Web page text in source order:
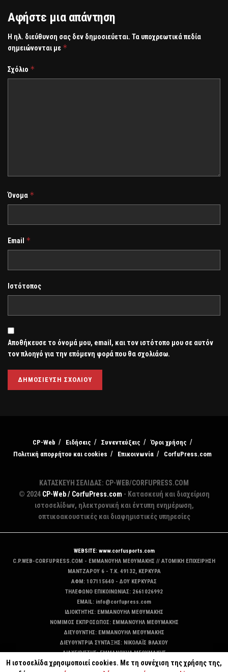
Αφήστε μια απάντηση
Η ηλ. διεύθυνση σας δεν δημοσιεύεται. Τα υποχρεωτικά πεδία
σημειώνονται με *
Σχόλιο *
Όνομα *
Email *
Ιστότοπος
Αποθήκευσε το όνομά μου, email, και τον ιστότοπο μου σε αυτόν
τον πλοηγό για την επόμενη φορά που θα σχολιάσω.
CP-Web Ειδήσεις Συνεντεύξεις
Όροι χρήσης
Πολιτική απορρήτου και cookies
Επικοινωνία CorfuPress.com
ΚΑΤΑΣΚΕΥΗ ΣΕΛΙΔΑΣ: CP-WEB/CORFUPRESS.COM
© 2024 CP-Web / CorfuPress.com - Κατασκευή και διαχείριση
ιστοσελίδων, ηλεκτρονική και έντυπη ενημέρωση,
οπτικοακουστικές και διαφημιστικές υπηρεσίες
WEBSITE: www.corfusports.com
C.P.WEB-CORFUPRESS.COM - ΕΜΜΑΝΟΥΗΛ ΜΕΘΥΜΑΚΗΣ // ΑΤΟΜΙΚΗ ΕΠΙΧΕΙΡΗΣΗ
MANTZAΡΟΥ 6 - T.K. 49132, ΚΕΡΚΥΡΑ
ΑΦΜ: 107115640 - ΔΟΥ ΚΕΡΚΥΡΑΣ
ΤΗΛΕΦΩΝΟ ΕΠΙΚΟΙΝΩΝΙΑΣ: 2661026992
EMAIL: info@corfupress.com
ΙΔΙΟΚΤΗΤΗΣ: EMMANOYΗΛ ΜΕΘΥΜΑΚΗΣ
ΝΟΜΙΜΟΣ ΕΚΠΡΟΣΩΠΟΣ: EMMANOYΗΛ ΜΕΘΥΜΑΚΗΣ
ΔΙΕΥΘΥΝΤΗΣ: EMMANOYΗΛ ΜΕΘΥΜΑΚΗΣ
ΔΙΕΥΘΥΝΤΡΙΑ ΣΥΝΤΑΞΗΣ: ΝΙΚΟΛΑΪΣ ΒΛΑΧΟΥ
ΔΙΑΧΕΙΡΙΣΤΗΣ: EMMANOYΗΛ ΜΕΘΥΜΑΚΗΣ
ΔΙΚΑΙΟΥΧΟΣ DOMAIN: ΕΜΜΑΝΟΥΗΛ ΜΕΘΥΜΑΚΗΣ
Η ιστοσελίδα χρησιμοποιεί cookies. Με τη συνέχιση της χρήσης της,